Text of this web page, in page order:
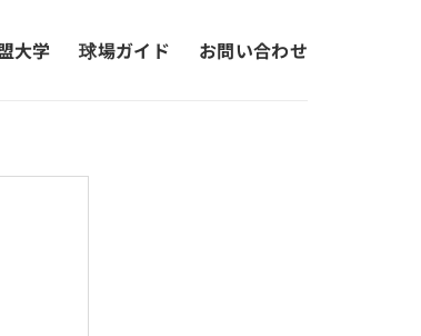
大学 球場ガイド お問い合わせ